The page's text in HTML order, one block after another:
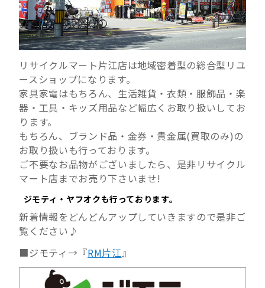
リサイクルマート片江店は地域密着型の総合型リユ
ースショップになります。
家具家電はもちろん、生活雑貨・衣類・服飾品・楽
器・工具・キッズ用品など幅広くお取り扱いしてお
ります。
もちろん、ブランド品・金券・貴金属(買取のみ)の
お取り扱いも行っております。
ご不要なお品物がございましたら、是非リサイクル
マート店までお売り下さいませ!
ジモティ・ヤフオクも行っております。
新着情報をどんどんアップしていきますので是非ご
覧ください♪
■ジモティ→『RM片江 』